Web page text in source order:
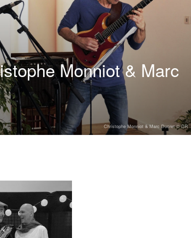
Monniot & Marc
Christophe Monniot & Marc Ducret © DR